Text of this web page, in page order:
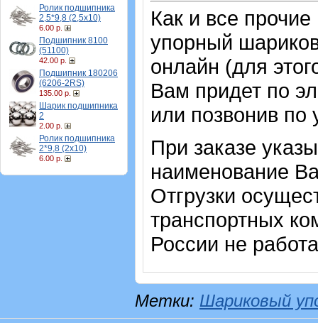
Ролик подшипника
2,5*9,8 (2,5х10)
6.00 р.
Подшипник 8100
(51100)
42.00 р.
Подшипник 180206
(6206-2RS)
135.00 р.
Шарик подшипника
2
2.00 р.
Ролик подшипника
2*9,8 (2х10)
6.00 р.
Как и все
упорный
онлайн (для
Вам придет по
или позвонив
При заказе
наименование
Отгрузки
транспортных
России не
Метки: Шариковый